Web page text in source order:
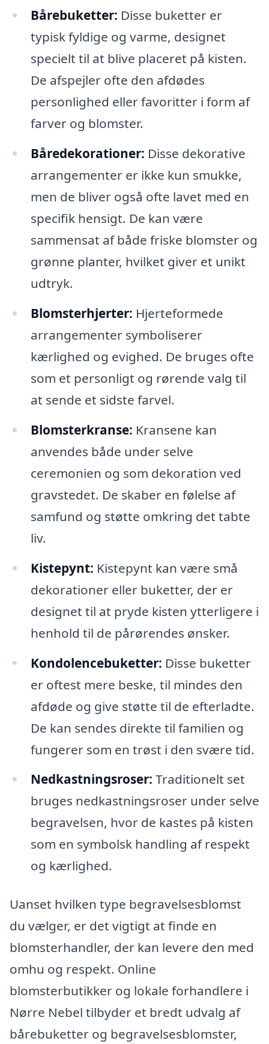
Bårebuketter: Disse buketter er
typisk fyldige og varme, designet
specielt til at blive placeret på kisten.
De afspejler ofte den afdødes
personlighed eller favoritter i form af
farver og blomster.
Båredekorationer: Disse dekorative
arrangementer er ikke kun smukke,
men de bliver også ofte lavet med en
specifik hensigt. De kan være
sammensat af både friske blomster og
grønne planter, hvilket giver et unikt
udtryk.
Blomsterhjerter: Hjerteformede
arrangementer symboliserer
kærlighed og evighed. De bruges ofte
som et personligt og rørende valg til
at sende et sidste farvel.
Blomsterkranse: Kransene kan
anvendes både under selve
ceremonien og som dekoration ved
gravstedet. De skaber en følelse af
samfund og støtte omkring det tabte
liv.
Kistepynt: Kistepynt kan være små
dekorationer eller buketter, der er
designet til at pryde kisten ytterligere i
henhold til de pårørendes ønsker.
Kondolencebuketter: Disse buketter
er oftest mere beske, til mindes den
afdøde og give støtte til de efterladte.
De kan sendes direkte til familien og
fungerer som en trøst i den svære tid.
Nedkastningsroser: Traditionelt set
bruges nedkastningsroser under selve
begravelsen, hvor de kastes på kisten
som en symbolsk handling af respekt
og kærlighed.
Uanset hvilken type begravelsesblomst
du vælger, er det vigtigt at finde en
blomsterhandler, der kan levere den med
omhu og respekt. Online
blomsterbutikker og lokale forhandlere i
Nørre Nebel tilbyder et bredt udvalg af
bårebuketter og begravelsesblomster,